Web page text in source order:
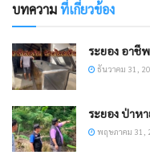
บทความที่เกี่ยวข้อง
ระยอง อาชี
ธันวาคม 31,
ระยอง ป่าห
พฤษภาคม 31,